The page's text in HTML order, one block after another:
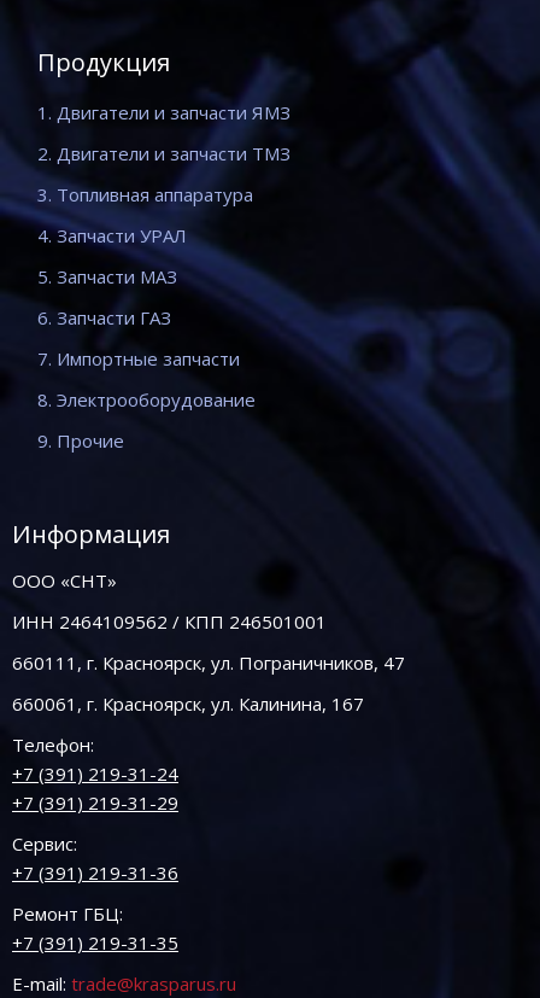
Продукция
1. Двигатели и запчасти ЯМЗ
2. Двигатели и запчасти ТМЗ
3. Топливная аппаратура
4. Запчасти УРАЛ
5. Запчасти МАЗ
6. Запчасти ГАЗ
7. Импортные запчасти
8. Электрооборудование
9. Прочие
Информация
ООО «СНТ»
ИНН 2464109562 / КПП 246501001
660111, г. Красноярск, ул. Пограничников, 47
660061, г. Красноярск, ул. Калинина, 167
Телефон:
+7 (391) 219-31-24
+7 (391) 219-31-29
Сервис:
+7 (391) 219-31-36
Ремонт ГБЦ:
+7 (391) 219-31-35
E-mail: trade@krasparus.ru